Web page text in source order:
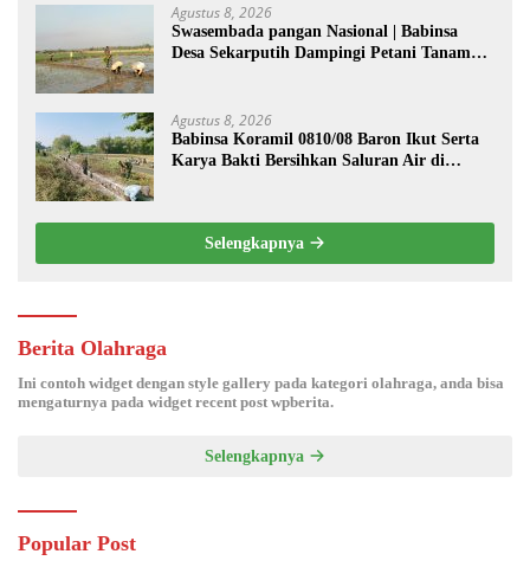
Agustus 8, 2026
Swasembada pangan Nasional | Babinsa
Desa Sekarputih Dampingi Petani Tanam
Agustus 8, 2026
Babinsa Koramil 0810/08 Baron Ikut Serta
Karya Bakti Bersihkan Saluran Air di
Selengkapnya
Berita Olahraga
Ini contoh widget dengan style gallery pada kategori olahraga, anda bisa
mengaturnya pada widget recent post wpberita.
Selengkapnya
Popular Post